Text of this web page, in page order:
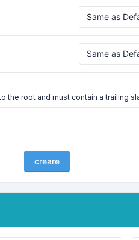
the root and must contain a trailing
creare